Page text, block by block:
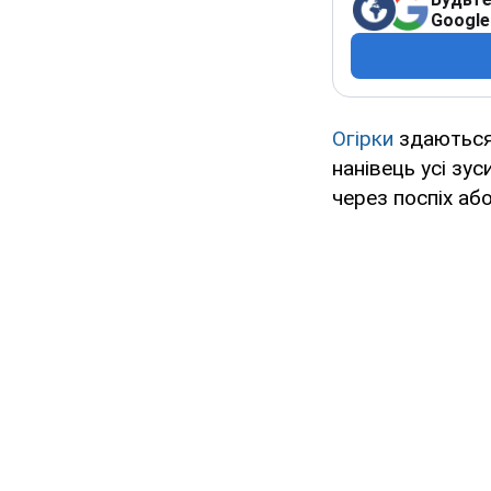
Google
Огірки
нанівець усі
через поспіх